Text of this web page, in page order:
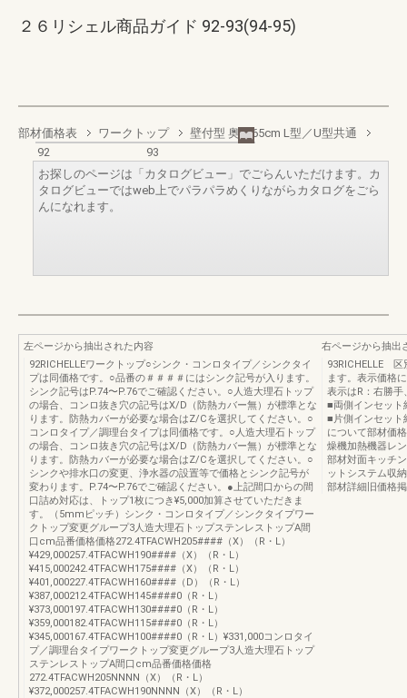
２６リシェル商品ガイド 92-93(94-95)
部材価格表 ワークトップ
壁付型 奥行65cm L型／U型共通
92
93
お探しのページは「カタログビュー」でごらんいただけます。カ
タログビューではweb上でパラパラめくりながらカタログをごら
んになれます。
左ページから抽出された内容
92RICHELLEワークトップ○シンク・コンロタイプ／シンクタイ
プは同価格です。○品番の＃＃＃＃にはシンク記号が入ります。
シンク記号はP.74〜P.76でご確認ください。○人造大理石トップ
の場合、コンロ抜き穴の記号はX/D（防熱カバー無）が標準とな
ります。防熱カバーが必要な場合はZ/Cを選択してください。○
コンロタイプ／調理台タイプは同価格です。○人造大理石トップ
の場合、コンロ抜き穴の記号はX/D（防熱カバー無）が標準とな
ります。防熱カバーが必要な場合はZ/Cを選択してください。○
シンクや排水口の変更、浄水器の設置等で価格とシンク記号が
変わります。P.74〜P.76でご確認ください。●上記間口からの間
口詰め対応は、トップ1枚につき¥5,000加算させていただきま
す。（5mmピッチ）シンク・コンロタイプ／シンクタイプワー
クトップ変更グループ3人造大理石トップステンレストップA間
口cm品番価格価格272.4TFACWH205####（X）（R・L）
¥429,000257.4TFACWH190####（X）（R・L）
¥415,000242.4TFACWH175####（X）（R・L）
¥401,000227.4TFACWH160####（D）（R・L）
¥387,000212.4TFACWH145####0（R・L）
¥373,000197.4TFACWH130####0（R・L）
¥359,000182.4TFACWH115####0（R・L）
¥345,000167.4TFACWH100####0（R・L）¥331,000コンロタイ
プ／調理台タイプワークトップ変更グループ3人造大理石トップ
ステンレストップA間口cm品番価格価格
272.4TFACWH205NNNN（X）（R・L）
¥372,000257.4TFACWH190NNNN（X）（R・L）
右ページから抽出
93RICHELLE 区
ます。表示価格
表示はR：右勝
■両側インセッ
■片側インセッ
について部材価
燥機加熱機器レ
部材対面キッチ
ットシステム収
部材詳細旧価格